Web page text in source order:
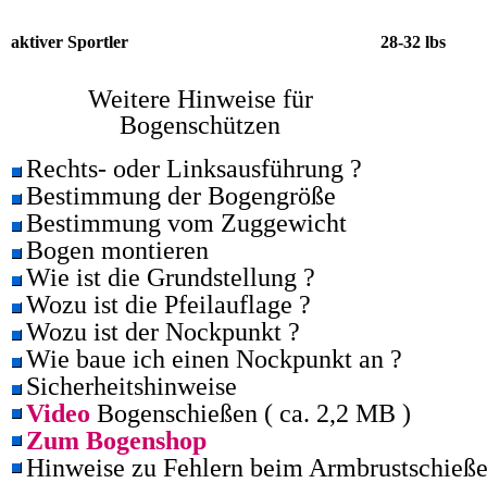
aktiver Sportler 28-32 lbs
Weitere Hinweise für
Bogenschützen
Rechts- oder Linksausführung ?
Bestimmung der Bogengröße
Bestimmung vom Zuggewicht
Bogen montieren
Wie ist die Grundstellung ?
Wozu ist die Pfeilauflage ?
Wozu ist der Nockpunkt ?
Wie baue ich einen Nockpunkt an ?
Sicherheitshinweise
Video Bogenschießen ( ca. 2,2 MB )
Zum Bogenshop
Hinweise zu Fehlern beim